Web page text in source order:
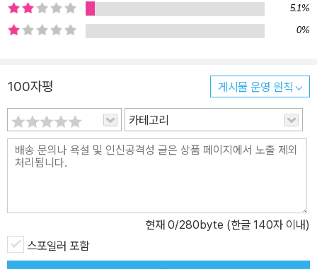
하고 강한 아이들을 골라서 철저하게 계산되고 논의된 실험 속에 몰
아넣었던 것이다. 《메이즈 러너》에서 ‘미로 시험’을 통해 몇몇은 목숨
험 속에 몰아넣었던 ‘사악’의 존재가 차츰 드러나며 퍼즐이 맞춰진다.
삭제되었던 주인공 토머스의 기억이 돌아오면서 소설은 예상치 못한
결말을 향해 급물살을 탄다. 돌아온 기억이 알려주는 진실은 토머스
가 상상한 것보다 훨씬 위험한 것이었다. 과연 누가 진정한 선이고 악
이며, 누가 살아남을 수 있을지, 누구도 예상하지 못한 짜릿한 결말이
생각하게 만든다. 소설의 배경은 태양 플레어가 전 지구를 집어삼킨
황폐한 세계다. 얼핏 허무맹랑해 보이는 이 현상은 실재하는 것으로,
태양 흑점 주위에서 일어나는 폭발 현상을 말한다. 이 현상이 지구에
5.1%
0%
100자평 게시물 운영 원칙
카테고리
현재 0/280byte (한글 140자 이내)
스포일러 포함